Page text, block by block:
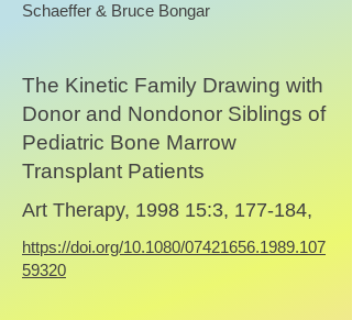
Schaeffer & Bruce Bongar
The Kinetic Family Drawing with
Donor and Nondonor Siblings of
Pediatric Bone Marrow
Transplant Patients
Art Therapy, 1998 15:3, 177-184,
https://doi.org/10.1080/07421656.1989.107
59320